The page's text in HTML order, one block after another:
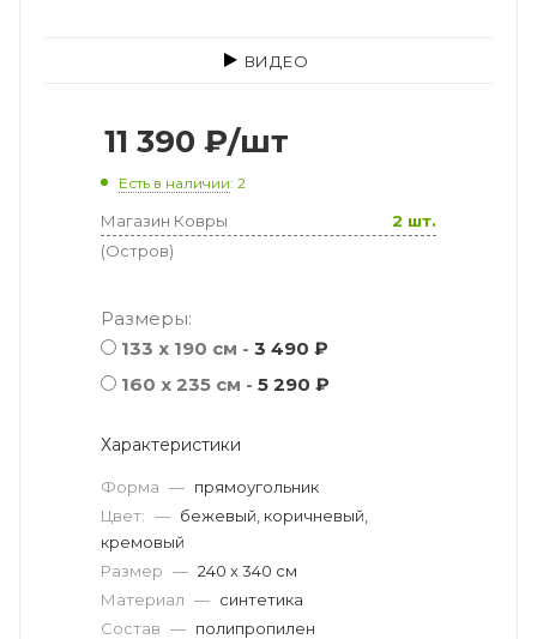
ВИДЕО
11 390 ₽/шт
Есть в наличии: 2
Магазин Ковры
(Остров)
2 шт.
Размеры:
133 x 190 см - 3 490 ₽
160 x 235 см - 5 290 ₽
Характеристики
Форма — прямоугольник
Цвет: — бежевый, коричневый,
кремовый
Размер — 240 x 340 см
Материал — синтетика
Состав — полипропилен